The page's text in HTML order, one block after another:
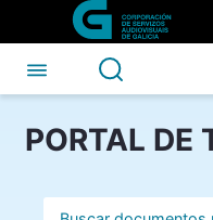
Skip to Main Content
CARA B -
PORTAL DE
Barra de busca